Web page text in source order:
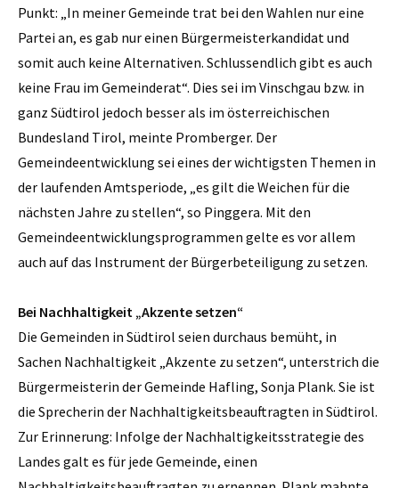
Punkt: „In meiner Gemeinde trat bei den Wahlen nur eine
Partei an, es gab nur einen Bürgermeisterkandidat und
somit auch keine Alternativen. Schlussendlich gibt es auch
keine Frau im Gemeinderat“. Dies sei im Vinschgau bzw. in
ganz Südtirol jedoch besser als im österreichischen
Bundesland Tirol, meinte Promberger. Der
Gemeindeentwicklung sei eines der wichtigsten Themen in
der laufenden Amtsperiode, „es gilt die Weichen für die
nächsten Jahre zu stellen“, so Pinggera. Mit den
Gemeindeentwicklungsprogrammen gelte es vor allem
auch auf das Instrument der Bürgerbeteiligung zu setzen.
Bei Nachhaltigkeit „Akzente setzen“
Die Gemeinden in Südtirol seien durchaus bemüht, in
Sachen Nachhaltigkeit „Akzente zu setzen“, unterstrich die
Bürgermeisterin der Gemeinde Hafling, Sonja Plank. Sie ist
die Sprecherin der Nachhaltigkeitsbeauftragten in Südtirol.
Zur Erinnerung: Infolge der Nachhaltigkeitsstrategie des
Landes galt es für jede Gemeinde, einen